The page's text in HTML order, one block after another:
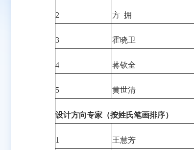
2 方 拥
3 霍晓卫
4 蒋钦全
5 黄世清
设计方向专家（按姓氏笔画排序）
1 王慧芳